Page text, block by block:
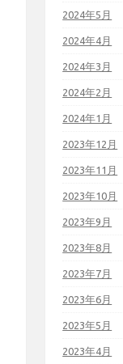
2024年5月
2024年4月
2024年3月
2024年2月
2024年1月
2023年12月
2023年11月
2023年10月
2023年9月
2023年8月
2023年7月
2023年6月
2023年5月
2023年4月